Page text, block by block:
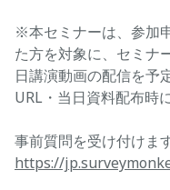
※本セミナーは、参加
た方を対象に、セミナ
日講演動画の配信を予
URL・当日資料配布時
事前質問を受け付けま
https://